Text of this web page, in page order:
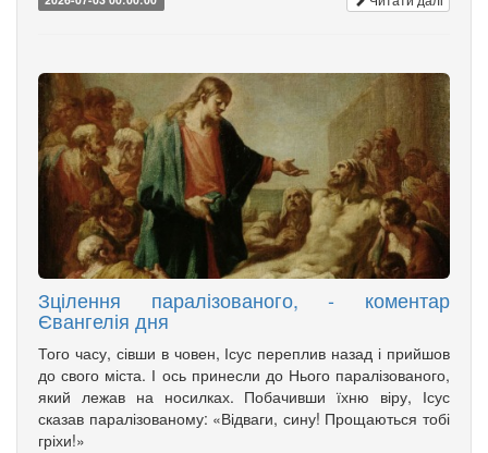
Зцілення паралізованого, - коментар
Євангелія дня
Того часу, сівши в човен, Ісус переплив назад і прийшов
до свого міста. І ось принесли до Нього паралізованого,
який лежав на носилках. Побачивши їхню віру, Ісус
сказав паралізованому: «Відваги, сину! Прощаються тобі
гріхи!»